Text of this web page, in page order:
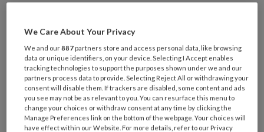
dat?
3 NOVEMBER 2008 TOEZICHT KINDEROPVANG
We Care About Your Privacy
We and our887 partners store and access personal data, like browsing
data or unique identifiers, on your device. Selecting I Accept enables
tracking technologies to support the purposes shown under we and our
partners process data to provide. Selecting Reject All or withdrawing your
consent will disable them. If trackers are disabled, some content and ads
you see may not be as relevant to you. You can resurface this menu to
change your choices or withdraw consent at any time by clicking the
Manage Preferences link on the bottom of the webpage. Your choices will
have effect within our Website. For more details, refer to our Privacy